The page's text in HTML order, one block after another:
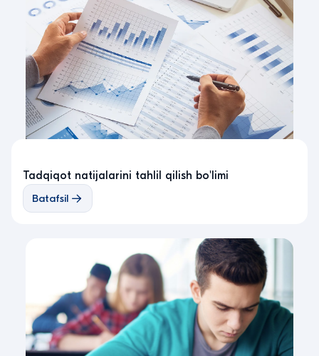
Tadqiqot natijalarini tahlil qilish bo'limi
Batafsil